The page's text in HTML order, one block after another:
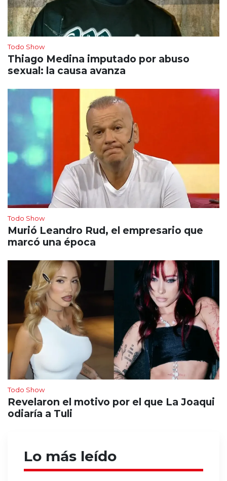
Todo Show
Thiago Medina imputado por abuso
sexual: la causa avanza
Todo Show
Murió Leandro Rud, el empresario que
marcó una época
Todo Show
Revelaron el motivo por el que La Joaqui
odiaría a Tuli
Lo más leído